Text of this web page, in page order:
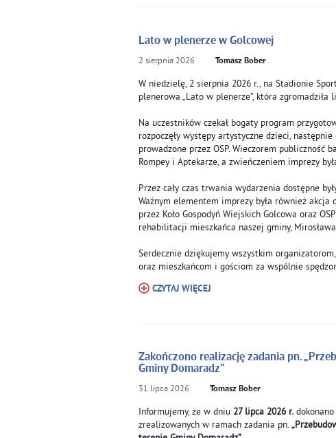
Lato w plenerze w Golcowej
2 sierpnia 2026 Tomasz Bober
W niedzielę, 2 sierpnia 2026 r., na Stadionie
plenerowa „Lato w plenerze”, która zgromadziła
Na uczestników czekał bogaty program
rozpoczęły występy artystyczne dzieci,
prowadzone przez OSP. Wieczorem publiczność
Rompey i Aptekarze, a zwieńczeniem imprezy
Przez cały czas trwania wydarzenia dostępne
Ważnym elementem imprezy była również
przez Koło Gospodyń Wiejskich Golcowa oraz
rehabilitacji mieszkańca naszej gminy, Mirosława
Serdecznie dziękujemy wszystkim
oraz mieszkańcom i gościom za wspólnie
CZYTAJ WIĘCEJ
Zakończono realizację zadania pn.
Gminy Domaradz”
31 lipca 2026 Tomasz Bober
Informujemy, że w dniu 27 lipca 2026 r.
zrealizowanych w ramach zadania pn.